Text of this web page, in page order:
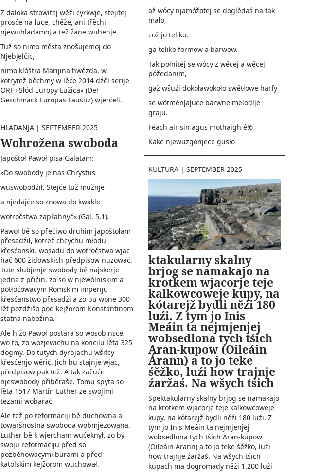
Z daloka strowitej wěži cyrkwje, stejitej
prosće na łuce, chěže, ani třěchi
njewuhladamoj a tež žane wuhenje.
Tuž so nimo města znošujemoj do
Njebjelčic,
nimo klóštra Marijina hwězda, w
kotrymž běchmy w lěće 2014 dźěl serije
ORF »Słód Europy Łužica« (Der
Geschmack Europas Lausitz) wjerćeli.
HLADANJA | SEPTEMBER 2025
Wohrožena swoboda
Japoštoł Pawoł pisa Galatam:
»Do swobody je nas Chrystus
wuswobodźił. Stejće tuž mužnje
a njedajće so znowa do kwakle
wotročstwa zapřahnyć« (Gal. 5,1).
Pawoł bě so přećiwo druhim japoštołam
přesadźił, kotrež chcychu młodu
křesćansku wosadu do wotročstwa wjac
hač 600 židowskich předpisow nuzować.
Tute slubjenje swobody bě najskerje
jedna z přičin, zo so w njewólniskim a
potłóčowacym Romskim imperiju
křesćanstwo přesadźi a zo bu wone 300
lět pozdźišo pod kejžorom Konstantinom
statna nabožina.
Ale hižo Pawoł postara so wosobinsce
wo to, zo wozjewichu na koncilu lěta 325
dogmy. Do tutych dyrbjachu wšitcy
křesćenjo wěrić. Jich bu stajnje wjac,
předpisow pak tež. A tak začuće
njeswobody přiběraše. Tomu spyta so
lěta 1517 Martin Luther ze swojimi
tezami wobarać.
Ale tež po reformaciji bě duchowna a
towaršnostna swoboda wobmjezowana.
Luther bě k wjercham wućeknył, zo by
swoju reformaciju před so
pozběhowacymi burami a před
katolskim kejžorom wuchował.
až wócy njamóžotej se doglědaś na tak
mało,
což jo teliko,
ga teliko formow a barwow.
Tak połnitej se wócy z wěcej a wěcej
póžedanim,
gaž wšuźi dokoławokoło swětłowe harfy
se wótměnjajuce barwne melodije
graju.
Féach air sin agus mothaigh é!6
Kake njewuzgónjece gusło
KULTURA| SEPTEMBER 2025
ktakularny skalny
brjog se namakajo na
krotkem wjacorje teje
kalkowcoweje kupy, na
kótarejž bydli něźi 180
luźi. Z tym jo Inis
Meáin ta nejmjenjej
wobsedlona tych tśich
Aran-kupow (Oileáin
Árann) a to jo teke
śěžko, luźi how trajnje
źaržaś. Na wšych tśich
Spektakularny skalny brjog se namakajo
na krotkem wjacorje teje kalkowcoweje
kupy, na kótarejž bydli něźi 180 luźi. Z
tym jo Inis Meáin ta nejmjenjej
wobsedlona tych tśich Aran-kupow
(Oileáin Árann) a to jo teke śěžko, luźi
how trajnje źaržaś. Na wšych tśich
kupach ma dogromady něźi 1.200 luźi